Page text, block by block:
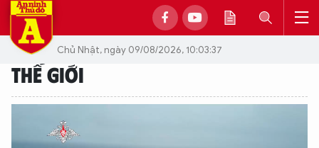
Chủ Nhật, ngày 09/08/2026, 10:03:37
THẾ GIỚI